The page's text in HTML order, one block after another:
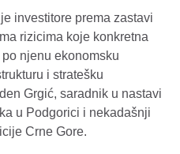
investitore prema zastavi
rizicima koje konkretna
njenu ekonomsku
i stratešku
Grgić, saradnik u nastavi
u Podgorici i nekadašnji
Crne Gore.